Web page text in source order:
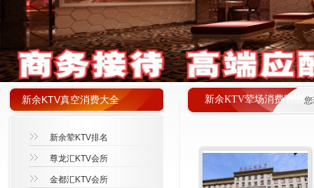
新余KTV荤场消费明细
新余KTV真空消费大全
新余荤KTV排名
尊龙汇KTV会所
金都汇KTV会所